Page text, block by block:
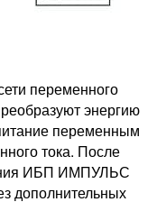
переменного
энергию
переменным
тока. После
ИБП ИМПУЛЬС
дополнительных